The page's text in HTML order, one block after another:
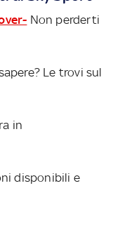
Non perderti
Le trovi sul
in
disponibili e